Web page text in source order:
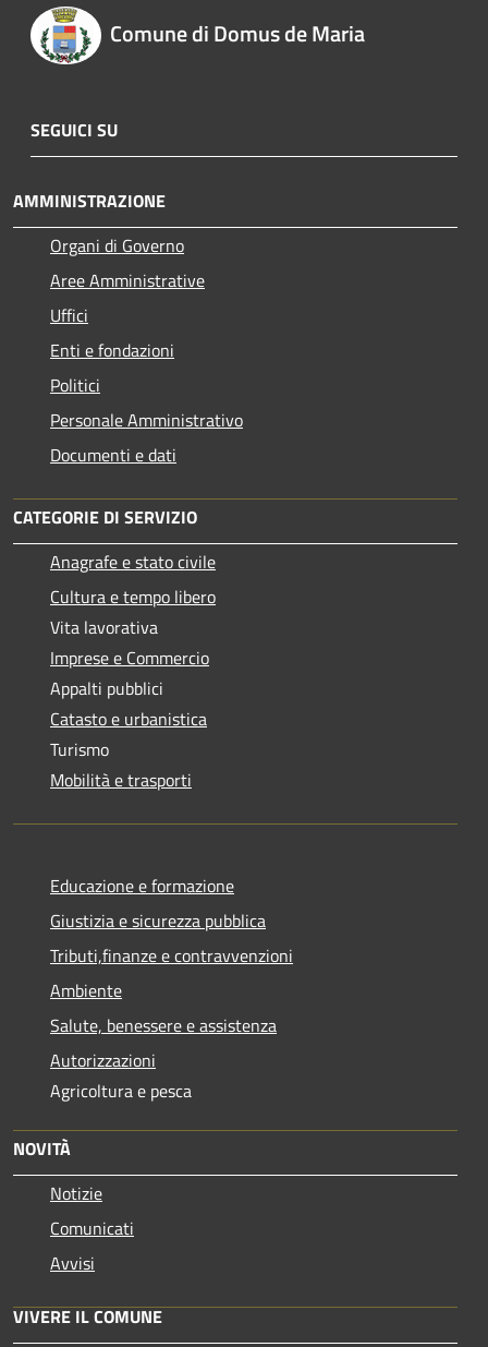
Comune di Domus de Maria
SEGUICI SU
AMMINISTRAZIONE
Organi di Governo
Aree Amministrative
Uffici
Enti e fondazioni
Politici
Personale Amministrativo
Documenti e dati
CATEGORIE DI SERVIZIO
Anagrafe e stato civile
Cultura e tempo libero
Vita lavorativa
Imprese e Commercio
Appalti pubblici
Catasto e urbanistica
Turismo
Mobilità e trasporti
Educazione e formazione
Giustizia e sicurezza pubblica
Tributi,finanze e contravvenzioni
Ambiente
Salute, benessere e assistenza
Autorizzazioni
Agricoltura e pesca
NOVITÀ
Notizie
Comunicati
Avvisi
VIVERE IL COMUNE